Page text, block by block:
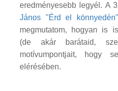
eredményesebb legyél. A
János "Érd el
megmutatom, hogyan is
(de akár barátaid,
motívumpontjait, hogy
elérésében.